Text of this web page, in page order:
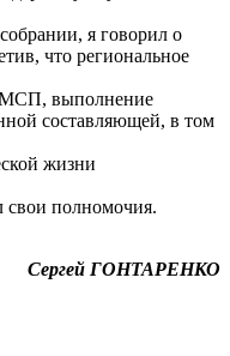
я говорил о
что региональное
МСП, выполнение
составляющей, в том
жизни
свои полномочия.
Сергей ГОНТАРЕНКО